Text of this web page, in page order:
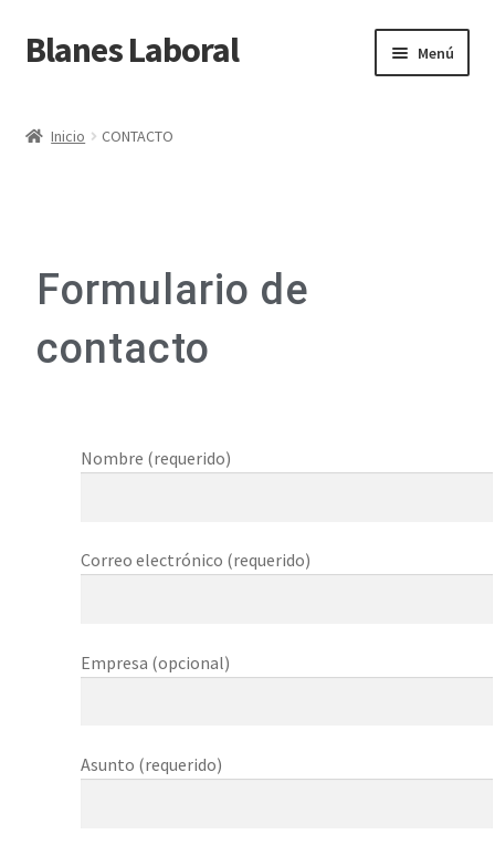
Blanes Laboral Menú
Finalizar compra
Mi cuenta
Política de cookies
PRODUCTOS
Inicio CONTACTO
Formulario de
contacto
Nombre (requerido)
Correo electrónico (requerido)
Empresa (opcional)
Asunto (requerido)